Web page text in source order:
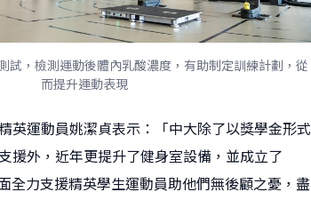
試，檢測運動後體內乳酸濃度，有助制定訓練計劃，從
而提升運動表現
英運動員姚潔貞表示：「中大除了以獎學金形式
援外，近年更提升了健身室設備，並成立了
全力支援精英學生運動員助他們無後顧之憂，盡